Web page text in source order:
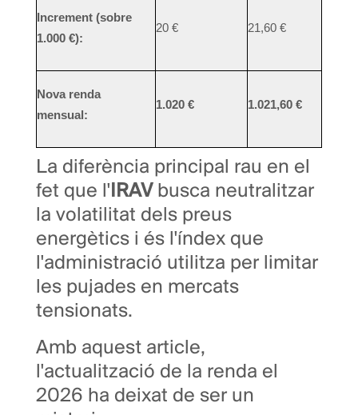
Increment (sobre
1.000 €):
20 € 21,60 €
Nova renda
mensual:
1.020 € 1.021,60 €
La diferència principal rau en el
fet que l'IRAVbusca neutralitzar
la volatilitat dels preus
energètics i és l'índex que
l'administració utilitza per limitar
les pujades en mercats
tensionats.
Amb aquest article,
l'actualització de la renda el
2026 ha deixat de ser un